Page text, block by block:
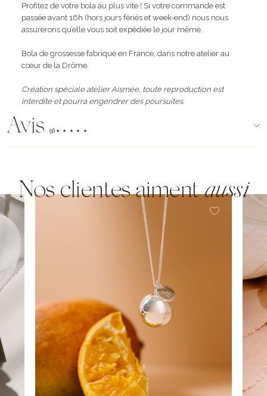
Profitez de votre bola au plus vite ! Si votre commande est
passée avant 16h (hors jours fériés et week-end) nous nous
assurerons qu’elle vous soit expédiée le jour même.
Bola de grossesse fabriqué en France, dans notre atelier au
cœur de la Drôme.
Création spéciale atelier Aismée, toute reproduction est
interdite et pourra engendrer des poursuites.
Avis (96)
Nos clientes aimentaussi